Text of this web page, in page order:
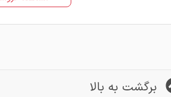
برگشت به بالا